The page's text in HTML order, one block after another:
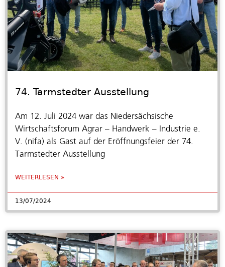
74. Tarmstedter Ausstellung
Am 12. Juli 2024 war das Niedersächsische
Wirtschaftsforum Agrar – Handwerk – Industrie e.
V. (nifa) als Gast auf der Eröffnungsfeier der 74.
Tarmstedter Ausstellung
WEITERLESEN »
13/07/2024